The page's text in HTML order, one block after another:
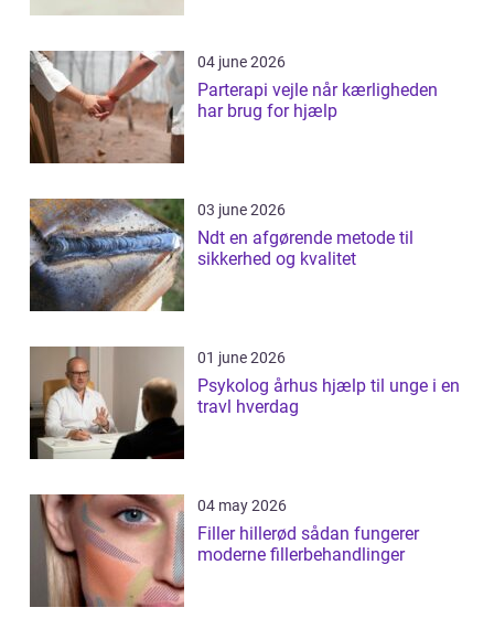
04 june 2026
Parterapi vejle når kærligheden
har brug for hjælp
03 june 2026
Ndt en afgørende metode til
sikkerhed og kvalitet
01 june 2026
Psykolog århus hjælp til unge i en
travl hverdag
04 may 2026
Filler hillerød sådan fungerer
moderne fillerbehandlinger